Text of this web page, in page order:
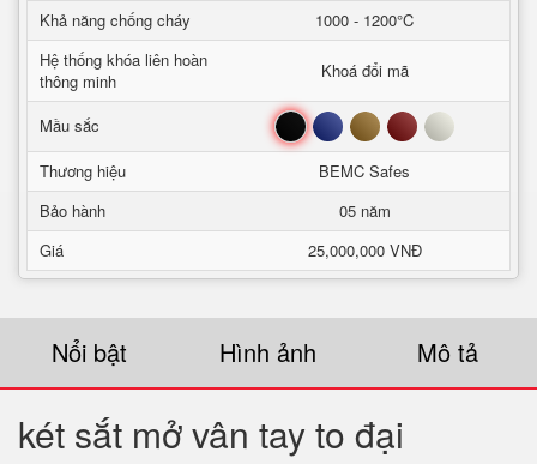
Khả năng chống cháy
1000 - 1200°C
Hệ thống khóa liên hoàn
thông minh
Khoá đổi mã
Mầu sắc Đen Xanh Nâu Đỏ Trắng
Thương hiệu
BEMC Safes
Bảo hành
05 năm
Giá
25,000,000 VNĐ
Nổi bật Hình ảnh Mô tả
két sắt mở vân tay to đại